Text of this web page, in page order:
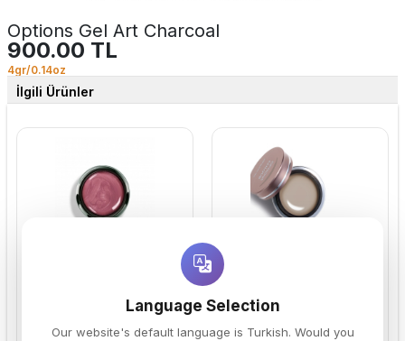
Options Gel Art Charcoal
900.00 TL
4gr/0.14oz
İlgili Ürünler
Options Smokey Taupe
900.00 TL
Language Selection
Our website's default language is Turkish. Would you